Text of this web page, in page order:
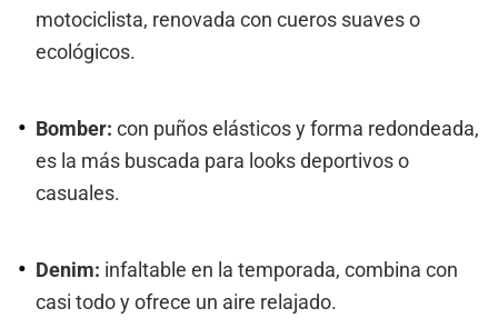
motociclista, renovada con cueros suaves o
ecológicos.
Bomber: con puños elásticos y forma redondeada,
es la más buscada para looks deportivos o
casuales.
Denim: infaltable en la temporada, combina con
casi todo y ofrece un aire relajado.